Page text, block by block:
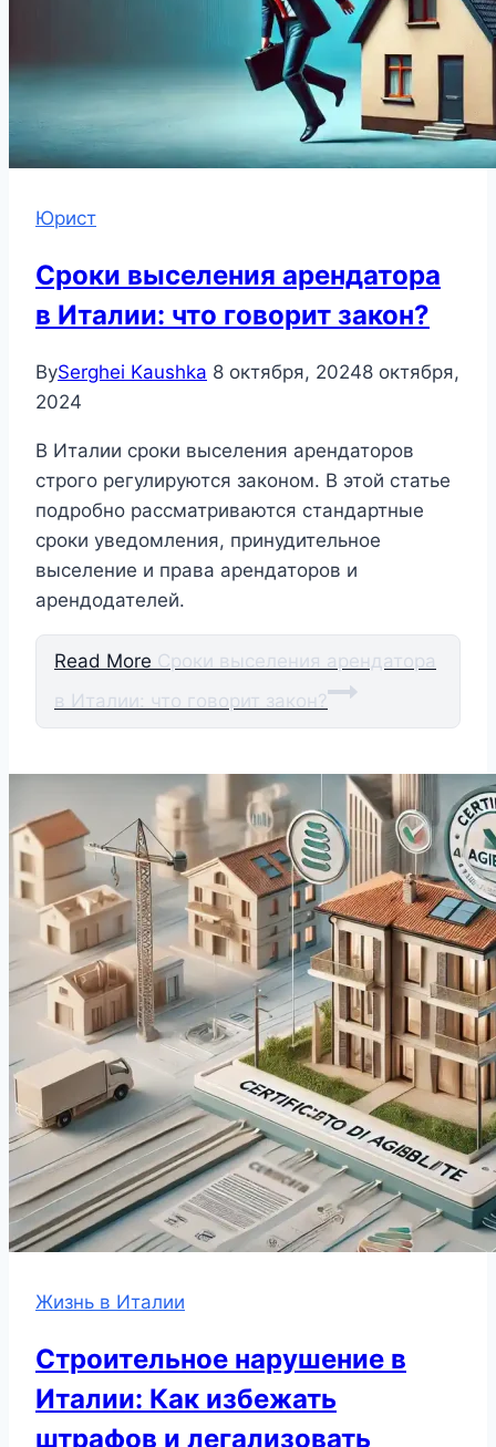
Юрист
Сроки выселения арендатора
в Италии: что говорит закон?
BySerghei Kaushka 8 октября, 20248 октября,
2024
В Италии сроки выселения арендаторов
строго регулируются законом. В этой статье
подробно рассматриваются стандартные
сроки уведомления, принудительное
выселение и права арендаторов и
арендодателей.
Read More Сроки выселения арендатора
в Италии: что говорит закон?
Жизнь в Италии
Строительное нарушение в
Италии: Как избежать
штрафов и легализовать